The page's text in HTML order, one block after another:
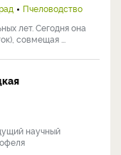
Пчеловодство
лет. Сегодня она
совмещая ...
научный